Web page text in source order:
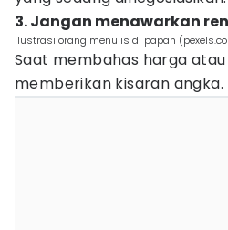
3. Jangan menawarkan
ilustrasi orang menulis di papan
Saat membahas harga
memberikan kisaran angka.